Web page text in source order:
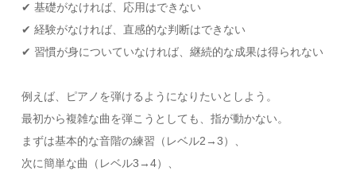
✔ 基礎がなければ、応用はできない
✔ 経験がなければ、直感的な判断はできない
✔ 習慣が身についていなければ、継続的な成果は得られない
例えば、ピアノを弾けるようになりたいとしよう。
最初から複雑な曲を弾こうとしても、指が動かない。
まずは基本的な音階の練習（レベル2→3）、
次に簡単な曲（レベル3→4）、